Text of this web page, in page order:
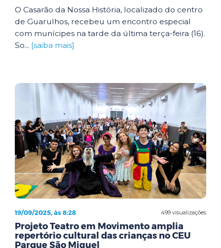
O Casarão da Nossa História, localizado do centro
de Guarulhos, recebeu um encontro especial
com munícipes na tarde da última terça-feira (16).
So... [saiba mais]
499 visualizações
19/09/2025, às 8:28
Projeto Teatro em Movimento amplia
repertório cultural das crianças no CEU
Parque São Miguel